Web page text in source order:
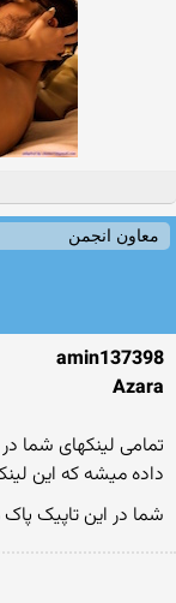
معاون انجمن
amin137398
Azara
تمامی لینکهای شما در
داده میشه که این
شما در این تاپیک